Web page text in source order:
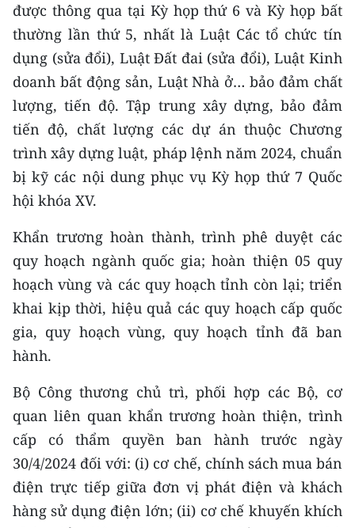
được thông qua tại Kỳ họp thứ 6 và Kỳ họp bất
thường lần thứ 5, nhất là Luật Các tổ chức tín
dụng (sửa đổi), Luật Đất đai (sửa đổi), Luật Kinh
doanh bất động sản, Luật Nhà ở… bảo đảm chất
lượng, tiến độ. Tập trung xây dựng, bảo đảm
tiến độ, chất lượng các dự án thuộc Chương
trình xây dựng luật, pháp lệnh năm 2024, chuẩn
bị kỹ các nội dung phục vụ Kỳ họp thứ 7 Quốc
hội khóa XV.
Khẩn trương hoàn thành, trình phê duyệt các
quy hoạch ngành quốc gia; hoàn thiện 05 quy
hoạch vùng và các quy hoạch tỉnh còn lại; triển
khai kịp thời, hiệu quả các quy hoạch cấp quốc
gia, quy hoạch vùng, quy hoạch tỉnh đã ban
hành.
Bộ Công thương chủ trì, phối hợp các Bộ, cơ
quan liên quan khẩn trương hoàn thiện, trình
cấp có thẩm quyền ban hành trước ngày
30/4/2024 đối với: (i) cơ chế, chính sách mua bán
điện trực tiếp giữa đơn vị phát điện và khách
hàng sử dụng điện lớn; (ii) cơ chế khuyến khích